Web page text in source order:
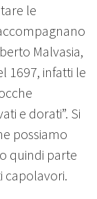
le
Malvasia,
1697, infatti le
e dorati”. Si
possiamo
quindi parte
capolavori.